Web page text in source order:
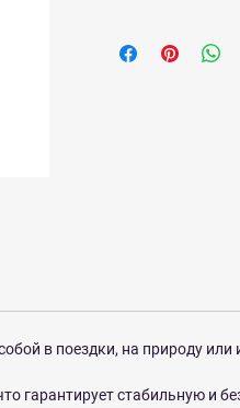
Она оснащена
позволяет
в поездки, на природу или
гарантирует стабильную и